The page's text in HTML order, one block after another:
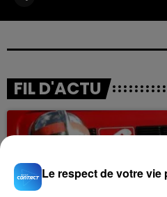
FIL D'ACTU
Le respect de votre